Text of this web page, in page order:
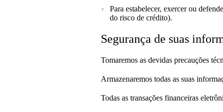
Para estabelecer, exercer ou
do risco de crédito).
Segurança de suas
Tomaremos as devidas precauções
Armazenaremos todas as suas
Todas as transações financeiras